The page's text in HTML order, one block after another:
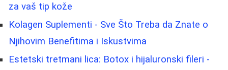
za vaš tip kože
Kolagen Suplementi - Sve Što Treba da Znate o
Njihovim Benefitima i Iskustvima
Estetski tretmani lica: Botox i hijaluronski fileri -